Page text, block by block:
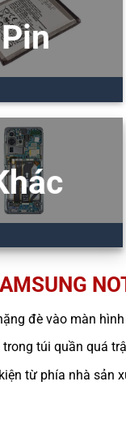
Pin
đè vào màn
trong túi quần quá
từ phía nhà sản